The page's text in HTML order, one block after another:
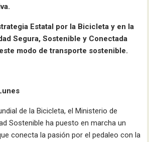
Estatal por la Bicicleta y en la
Segura, Sostenible y Conectada
modo de transporte sostenible.
de la Bicicleta, el Ministerio de
Sostenible ha puesto en marcha un
conecta la pasión por el pedaleo con la